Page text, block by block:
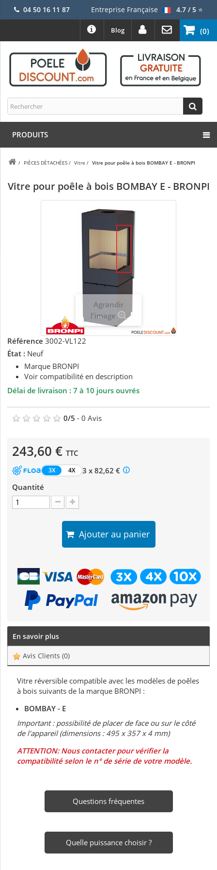
04 50 16 11 87 Entreprise Française 4.7 / 5⭐
(0)
Blog
PRODUITS
/ PIÈCES DÉTACHÉES / Vitre / Vitre pour poêle à bois BOMBAY E - BRONPI
Vitre pour poêle à bois BOMBAY E - BRONPI
Agrandir
l'image
Référence 3002-VL122
État : Neuf
Marque BRONPI
Voir compatibilité en description
Délai de livraison : 7 à 10 jours ouvrés
0/5 - 0 Avis
243,60 € TTC
3X 4X
3 x 82,62 €
Quantité
Ajouter au panier
En savoir plus
Avis Clients (0)
Vitre réversible compatible avec les modèles de poêles
à bois suivants de la marque BRONPI :
BOMBAY - E
Important : possibilité de placer de face ou sur le côté
de l'appareil (dimensions : 495 x 357 x 4 mm)
ATTENTION: Nous contacter pour vérifier la
compatibilité selon le n° de série de votre modèle.
Questions fréquentes
Quelle puissance choisir ?